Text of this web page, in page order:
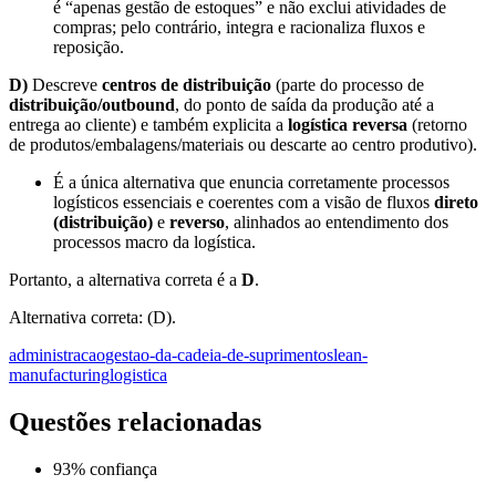
é “apenas gestão de estoques” e não exclui atividades de
compras; pelo contrário, integra e racionaliza fluxos e
reposição.
D) Descreve centros de distribuição (parte do processo de
distribuição/outbound, do ponto de saída da produção até a
entrega ao cliente) e também explicita a logística reversa (retorno
de produtos/embalagens/materiais ou descarte ao centro produtivo).
É a única alternativa que enuncia corretamente processos
logísticos essenciais e coerentes com a visão de fluxos direto
(distribuição) e reverso, alinhados ao entendimento dos
processos macro da logística.
Portanto, a alternativa correta é a D.
Alternativa correta: (D).
administracaogestao-da-cadeia-de-suprimentoslean-
manufacturinglogistica
Questões relacionadas
93% confiança